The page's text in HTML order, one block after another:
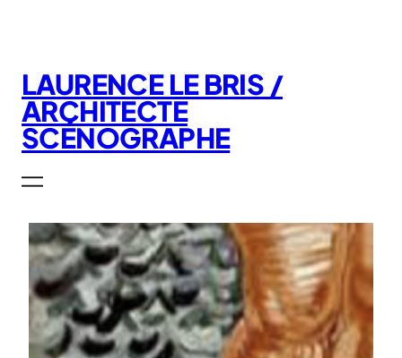
LAURENCE LE BRIS /
ARCHITECTE
SCÉNOGRAPHE